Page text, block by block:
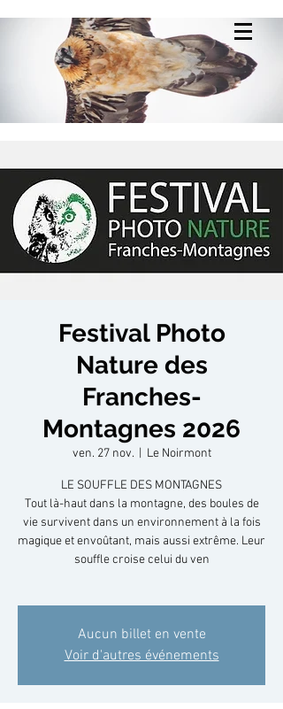
Festival Photo
Nature des
Franches-
Montagnes 2026
ven. 27 nov.
  |
Le Noirmont
LE SOUFFLE DES MONTAGNES
Tout là-haut dans la montagne, des boules de
vie survivent dans un environnement à la fois
magique et envoûtant, mais aussi extrême. Leur
souffle croise celui du ven
Aucun billet en vente
Voir d'autres événements